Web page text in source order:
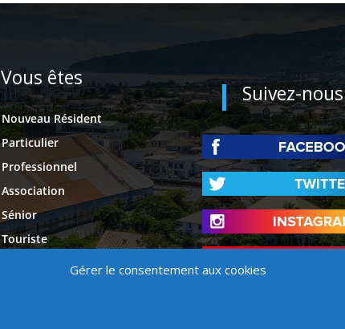
Gérer le consentement aux cookies
Vous êtes
Nouveau Résident
Particulier
Professionnel
Association
Sénior
Touriste
Suivez-nous